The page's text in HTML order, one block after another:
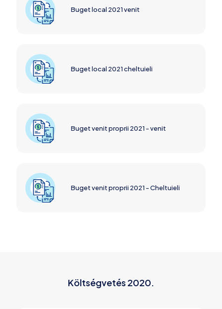
Buget local 2021 venit
Buget local 2021 cheltuieli
Buget venit proprii 2021 - venit
Buget venit proprii 2021 - Cheltuieli
Költségvetés 2020.